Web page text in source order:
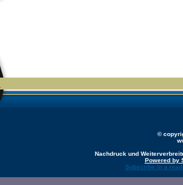
©
Nachdruck und
Powered by
Subscribe in a